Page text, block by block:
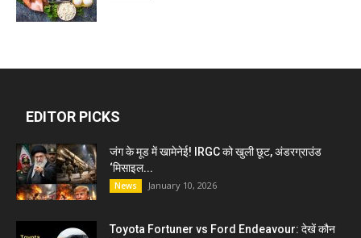
EDITOR PICKS
जंग के मूड में खामेनेई! IRGC को खुली छूट, अंडरग्राउंड
‘मिसाइल...
News January 10, 2026
Toyota Fortuner vs Ford Endeavour: देखें कौन